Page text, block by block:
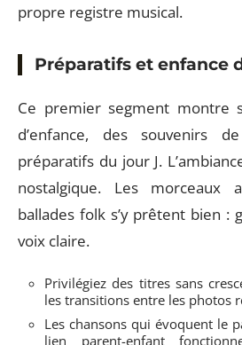
propre registre musical.
Préparatifs et enfance
Ce premier segment montre
d’enfance, des souvenirs
préparatifs du jour J.
nostalgique. Les morceaux
ballades folk s’y prêtent bien :
voix claire.
Privilégiez des titres sans
les transitions entre les photos
Les chansons qui évoquent le
lien parent-enfant